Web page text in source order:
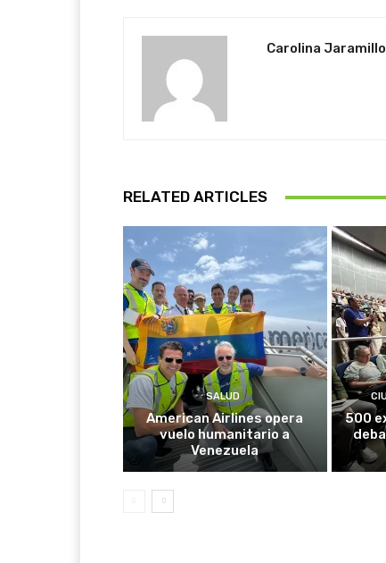
Carolina Jaramillo
RELATED ARTICLES
SALUD
American Airlines opera
vuelo humanitario a
Venezuela
500